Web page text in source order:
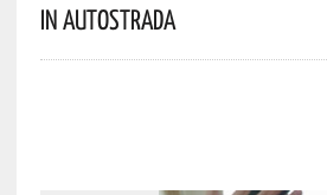
In Autostrada